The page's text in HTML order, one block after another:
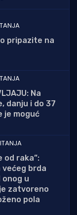
pripazite na
Na
danju i do 37
je moguć
od raka”:
brda
u
zatvoreno
pola